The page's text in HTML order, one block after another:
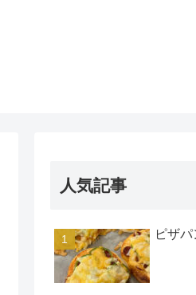
人気記事
ピザ